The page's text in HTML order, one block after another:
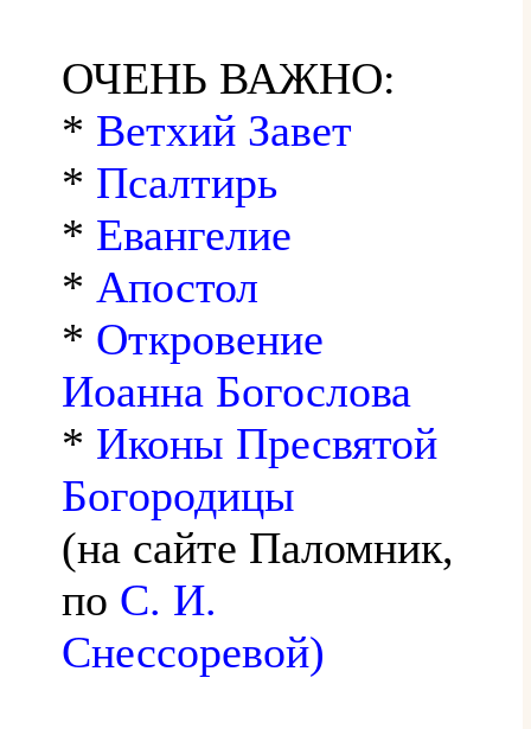
ОЧЕНЬ ВАЖНО:
* Ветхий Завет
* Псалтирь
* Евангелие
* Апостол
* Откровение
Иоанна Богослова
* Иконы Пресвятой
Богородицы
(на сайте Паломник,
по С. И.
Снессоревой)